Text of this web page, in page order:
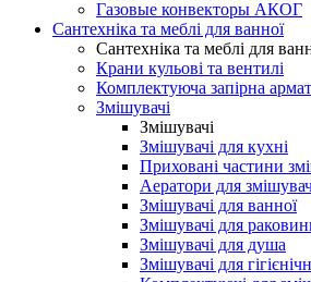
Газовые конвекторы АКОГ
Сантехніка та меблі для ванної
Сантехніка та меблі для
Крани кульові та вентилі
Комплектуюча запірна
Змішувачі
Змішувачі
Змішувачі для кухні
Приховані частини
Аератори для
Змішувачі для ванної
Змішувачі для
Змішувачі для душа
Змішувачі для